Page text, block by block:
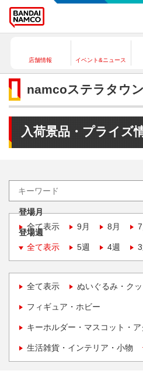
店舗情報 イベント&ニュース
namcoステラタウ
入荷景品・プライズ
登場月
全て表示
9月 8月
登場週
全て表示
5週 4週
全て表示 ぬいぐるみ・ク
フィギュア・ホビー
キーホルダー・マスコット・
生活雑貨・インテリア・小物